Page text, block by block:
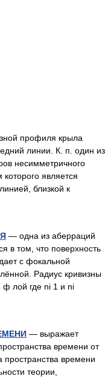
профиля крыла
линии. К. п. один из
несимметричного
является
близкой к
— одна из аберраций
в том, что поверхность
с фокальной
Радиус кривизны
ф лой где ni 1 и ni
— выражает
времени от
пространства времени
теории,